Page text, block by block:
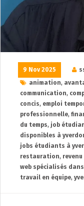
9 Nov 2025
animation,
communication,
concis, emploi
professionnelle,
du temps, job
disponibles à
jobs étudiants à
restauration,
web spécialisés
travail en équipe,